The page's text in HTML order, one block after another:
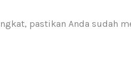
pastikan Anda sudah